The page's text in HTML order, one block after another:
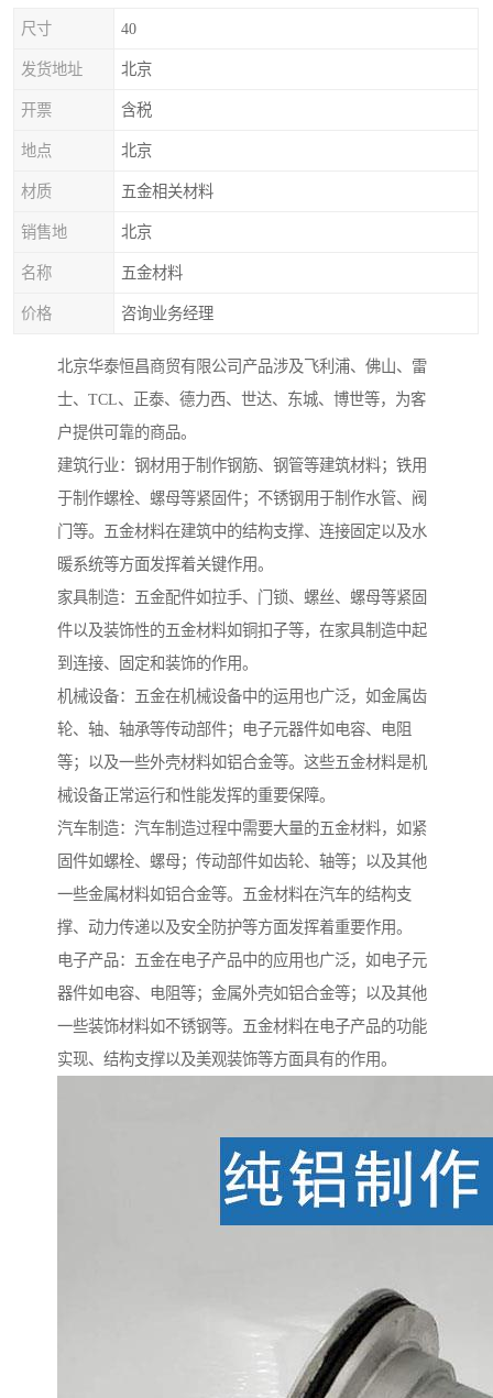
尺寸 40
发货地址 北京
开票 含税
地点 北京
材质 五金相关材料
销售地 北京
名称 五金材料
价格 咨询业务经理
北京华泰恒昌商贸有限公司产品涉及飞利浦、佛山、雷
士、TCL、正泰、德力西、世达、东城、博世等，为客
户提供可靠的商品。
建筑行业：钢材用于制作钢筋、钢管等建筑材料；铁用
于制作螺栓、螺母等紧固件；不锈钢用于制作水管、阀
门等。五金材料在建筑中的结构支撑、连接固定以及水
暖系统等方面发挥着关键作用。
家具制造：五金配件如拉手、门锁、螺丝、螺母等紧固
件以及装饰性的五金材料如铜扣子等，在家具制造中起
到连接、固定和装饰的作用。
机械设备：五金在机械设备中的运用也广泛，如金属齿
轮、轴、轴承等传动部件；电子元器件如电容、电阻
等；以及一些外壳材料如铝合金等。这些五金材料是机
械设备正常运行和性能发挥的重要保障。
汽车制造：汽车制造过程中需要大量的五金材料，如紧
固件如螺栓、螺母；传动部件如齿轮、轴等；以及其他
一些金属材料如铝合金等。五金材料在汽车的结构支
撑、动力传递以及安全防护等方面发挥着重要作用。
电子产品：五金在电子产品中的应用也广泛，如电子元
器件如电容、电阻等；金属外壳如铝合金等；以及其他
一些装饰材料如不锈钢等。五金材料在电子产品的功能
实现、结构支撑以及美观装饰等方面具有的作用。